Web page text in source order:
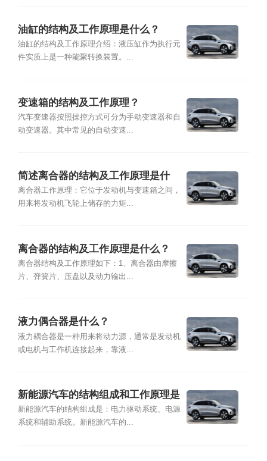
油缸的结构及工作原理是什么？
油缸的结构及工作原理介绍：液压缸作为执行元
件实质上是一种能聚转换装置。...
变速箱的结构及工作原理？
汽车变速器按照操控方式可分为手动变速器和自
动变速器。其中常见的自动变速...
简述离合器的结构及工作原理是什
么？
离合器工作原理：它位于发动机与变速箱之间，
用来将发动机飞轮上储存的力矩...
离合器的结构及工作原理是什么？
离合器结构及工作原理如下：1、离合器由摩擦
片、弹簧片、压盘以及动力输出...
液力偶合器是什么？
液力耦合器是一种用来将动力源，通常是发动机
或电机与工作机连接起来，靠液...
新能源汽车的结构组成和工作原理是
什么？
新能源汽车的结构组成是：电力驱动系统、电源
系统和辅助系统。新能源汽车的...